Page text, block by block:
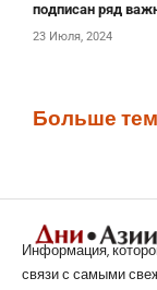
подписан ряд
23 Июля, 2024
Больше
Информация,
связи с самыми